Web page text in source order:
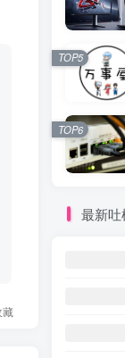
藏
TOP5
TOP6
最新吐